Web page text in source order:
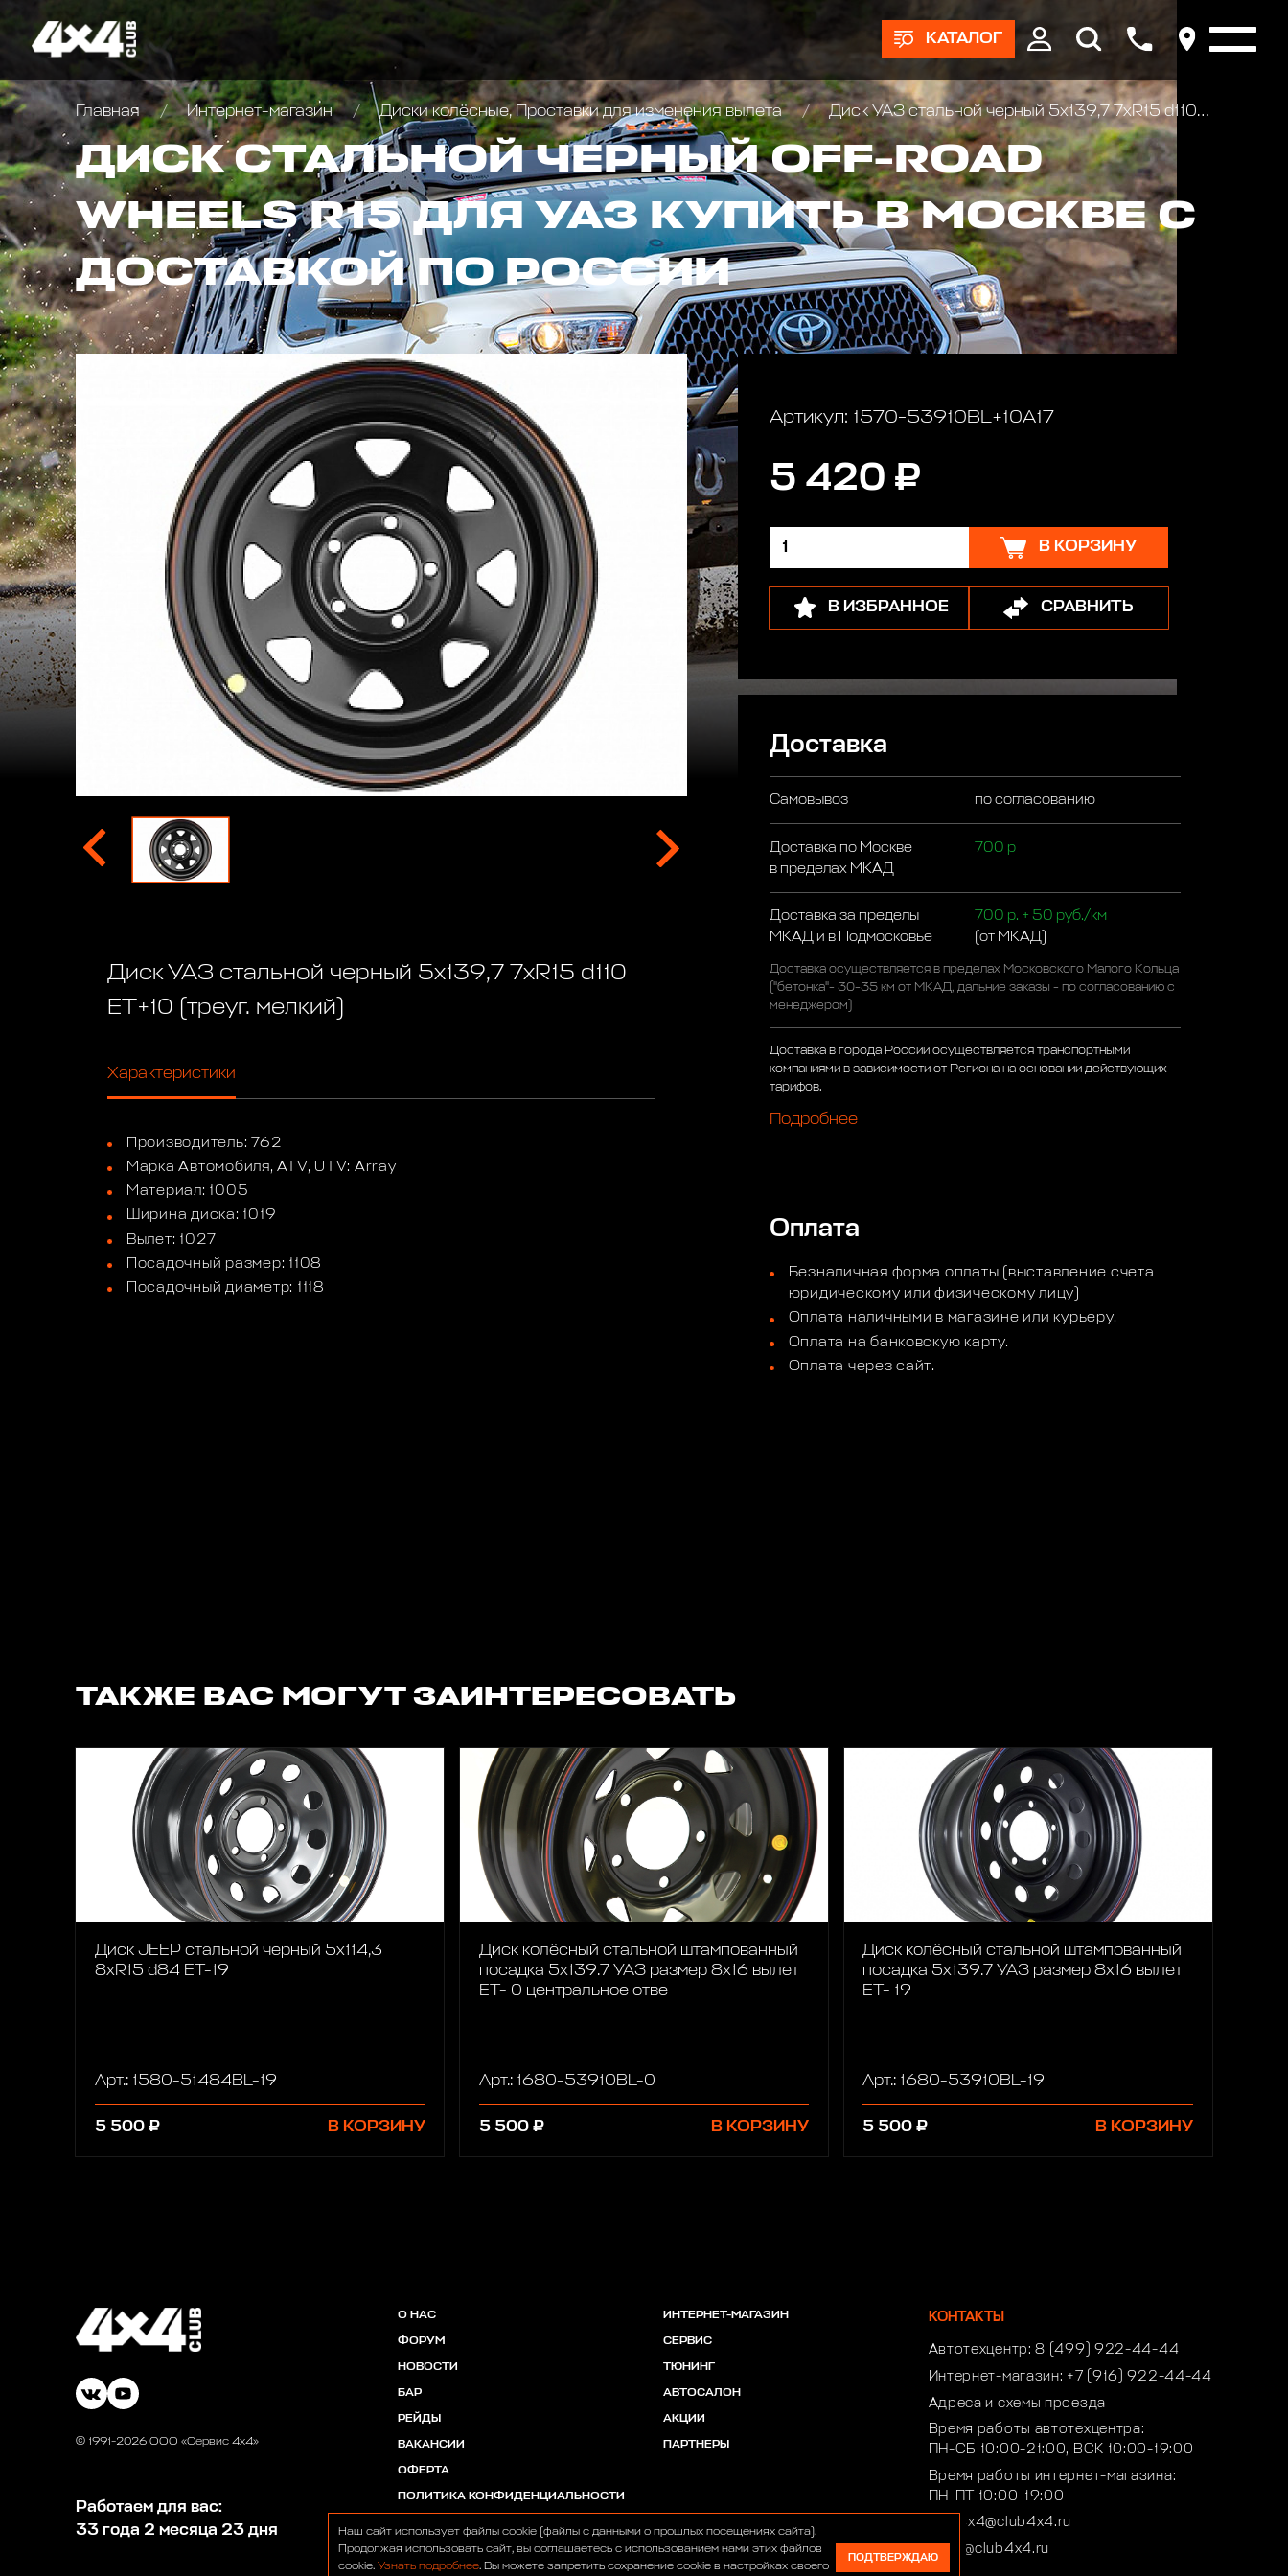
КАТАЛОГ
Главная Интернет-магазин Диски колёсные, Проставки для изменения вылета Диск УАЗ стальной черный 5x139,7 7xR15 d110 ET+10 (треуг. мелкий)
ДИСК СТАЛЬНОЙ ЧЕРНЫЙ OFF-ROAD
WHEELS R15 ДЛЯ УАЗ КУПИТЬ В МОСКВЕ С
ДОСТАВКОЙ ПО РОССИИ
Диск УАЗ стальной черный 5x139,7 7xR15 d110
ET+10 (треуг. мелкий)
Характеристики
Производитель: 762
Марка Автомобиля, ATV, UTV: Array
Материал: 1005
Ширина диска: 1019
Вылет: 1027
Посадочный размер: 1108
Посадочный диаметр: 1118
Артикул: 1570-53910BL+10A17
5 420 ₽
В КОРЗИНУ
В ИЗБРАННОЕ СРАВНИТЬ
Доставка
Самовывоз по согласованию
Доставка по Москве
в пределах МКАД
700 р
Доставка за пределы
МКАД и в Подмосковье
700 р. + 50 руб./км
(от МКАД)
Доставка осуществляется в пределах Московского Малого Кольца
("бетонка"- 30-35 км от МКАД, дальние заказы - по согласованию с
менеджером)
Доставка в города России осуществляется транспортными
компаниями в зависимости от Региона на основании действующих
тарифов.
Подробнее
Оплата
Безналичная форма оплаты (выставление счета
юридическому или физическому лицу)
Оплата наличными в магазине или курьеру.
Оплата на банковскую карту.
Оплата через сайт.
ТАКЖЕ ВАС МОГУТ ЗАИНТЕРЕСОВАТЬ
Диск JEEP стальной черный 5х114,3
8xR15 d84 ET-19
Арт.: 1580-51484BL-19
5 500 ₽ В КОРЗИНУ
Диск колёсный стальной штампованный
посадка 5x139.7 УАЗ размер 8х16 вылет
ET- 0 центральное отве
Арт.: 1680-53910BL-0
5 500 ₽ В КОРЗИНУ
Диск колёсный стальной штампованный
посадка 5x139.7 УАЗ размер 8х16 вылет
ET- 19
Арт.: 1680-53910BL-19
5 500 ₽ В КОРЗИНУ
© 1991-2026 ООО «Сервис 4х4»
Работаем для вас:
33 года 2 месяца 23 дня
О НАС
ФОРУМ
НОВОСТИ
БАР
РЕЙДЫ
ВАКАНСИИ
ОФЕРТА
ПОЛИТИКА КОНФИДЕНЦИАЛЬНОСТИ
ИНТЕРНЕТ-МАГАЗИН
СЕРВИС
ТЮНИНГ
АВТОСАЛОН
АКЦИИ
ПАРТНЕРЫ
КОНТАКТЫ
Автотехцентр:8 (499) 922-44-44
Интернет-магазин: +7 (916) 922-44-44
Адреса и схемы проезда
Время работы автотехцентра:
ПН-СБ 10:00-21:00, ВСК 10:00-19:00
Время работы интернет-магазина:
ПН-ПТ 10:00-19:00
club4x4@club4x4.ru
shop@club4x4.ru
Наш сайт использует файлы cookie (файлы с данными о прошлых посещениях сайта).
Продолжая использовать сайт, вы соглашаетесь с использованием нами этих файлов
cookie. Узнать подробнее. Вы можете запретить сохранение cookie в настройках своего
ПОДТВЕРЖДАЮ